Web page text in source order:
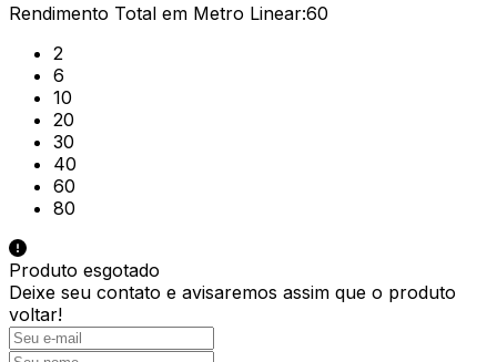
Rendimento Total em Metro Linear:60
2
6
10
20
30
40
60
80
Produto esgotado
Deixe seu contato e avisaremos assim que o produto
voltar!